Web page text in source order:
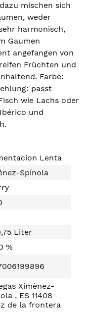
mischen sich
weder
harmonisch,
Gaumen
angefangen von
Früchten und
Farbe:
passt
wie Lachs oder
und
Lenta
Spínola
Liter
%
Ximènez-
, ES 11408
de la frontera